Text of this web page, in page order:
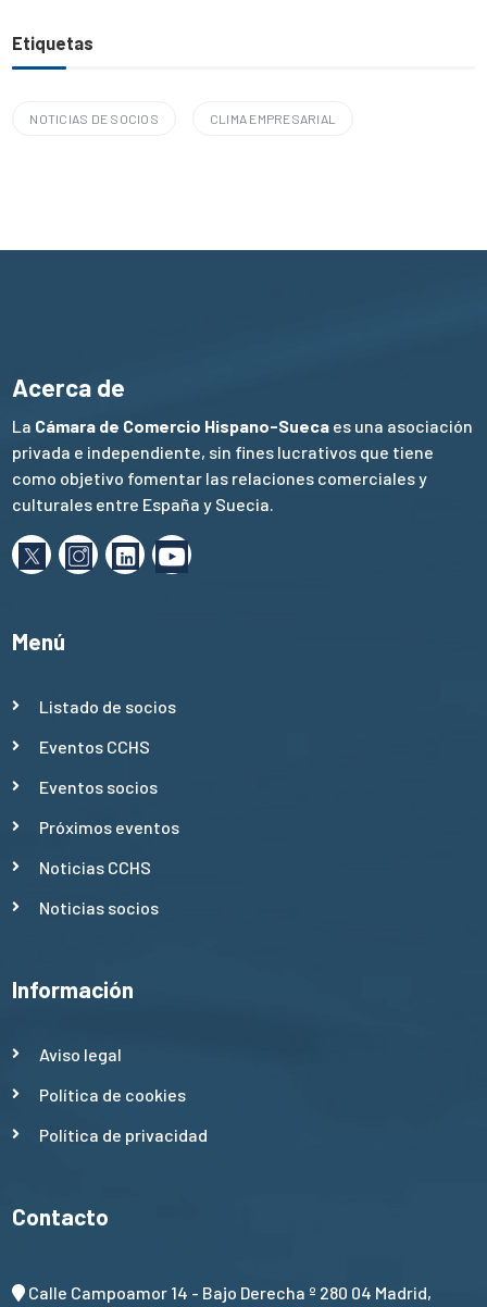
Etiquetas
NOTICIAS DE SOCIOS CLIMA EMPRESARIAL
Acerca de
La Cámara de Comercio Hispano-Sueca es una asociación
privada e independiente, sin fines lucrativos que tiene
como objetivo fomentar las relaciones comerciales y
culturales entre España y Suecia.
Menú
Listado de socios
Eventos CCHS
Eventos socios
Próximos eventos
Noticias CCHS
Noticias socios
Información
Aviso legal
Política de cookies
Política de privacidad
Contacto
Calle Campoamor 14 - Bajo Derecha º 280 04 Madrid,